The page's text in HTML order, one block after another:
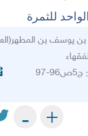
للثمرة
يوسف بن
ج5ص96-97
+
-